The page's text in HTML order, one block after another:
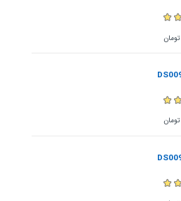
تومان
تومان